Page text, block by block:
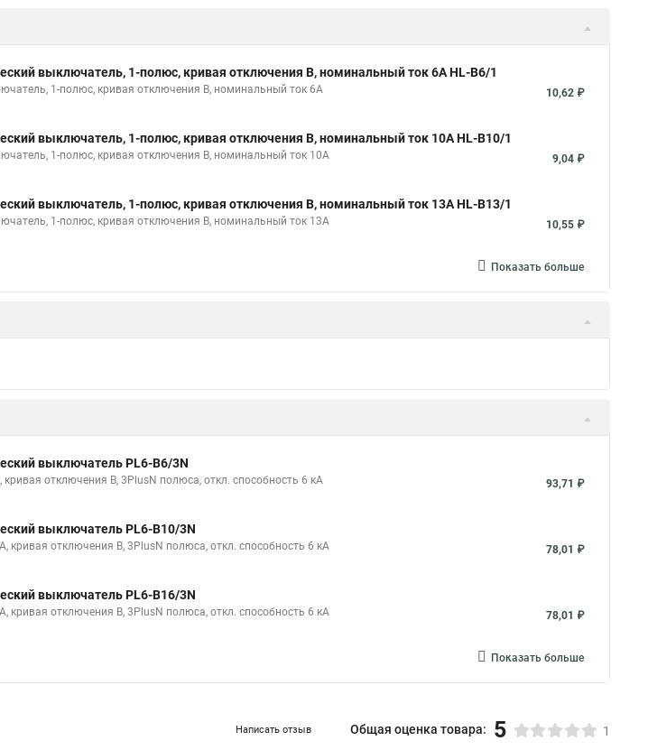
выключатель, 1-полюс, кривая отключения B, номинальный ток 6А HL-B6/1
1-полюс, кривая отключения B, номинальный ток 6А 10,62 ₽
выключатель, 1-полюс, кривая отключения B, номинальный ток 10А HL-B10/1
1-полюс, кривая отключения B, номинальный ток 10А 9,04 ₽
выключатель, 1-полюс, кривая отключения B, номинальный ток 13А HL-B13/1
1-полюс, кривая отключения B, номинальный ток 13А 10,55 ₽
Показать больше
выключатель PL6-B6/3N
отключения В, 3PlusN полюса, откл. способность 6 кА 93,71 ₽
выключатель PL6-B10/3N
кривая отключения В, 3PlusN полюса, откл. способность 6 кА 78,01 ₽
выключатель PL6-B16/3N
кривая отключения В, 3PlusN полюса, откл. способность 6 кА 78,01 ₽
Показать больше
Написать отзыв Общая оценка товара: 5 1